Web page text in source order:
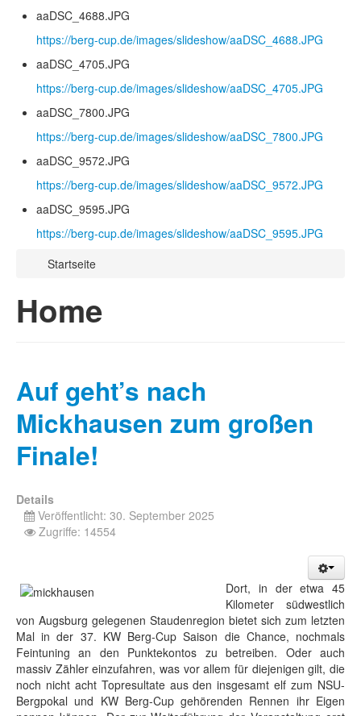
aaDSC_4688.JPG
https://berg-cup.de/images/slideshow/aaDSC_4688.JPG
aaDSC_4705.JPG
https://berg-cup.de/images/slideshow/aaDSC_4705.JPG
aaDSC_7800.JPG
https://berg-cup.de/images/slideshow/aaDSC_7800.JPG
aaDSC_9572.JPG
https://berg-cup.de/images/slideshow/aaDSC_9572.JPG
aaDSC_9595.JPG
https://berg-cup.de/images/slideshow/aaDSC_9595.JPG
Startseite
Home
Auf geht’s nach
Mickhausen zum großen
Finale!
Details
Veröffentlicht: 30. September 2025
Zugriffe: 14554
Dort, in der etwa 45
Kilometer südwestlich
von Augsburg gelegenen Staudenregion bietet sich zum letzten
Mal in der 37. KW Berg-Cup Saison die Chance, nochmals
Feintuning an den Punktekontos zu betreiben. Oder auch
massiv Zähler einzufahren, was vor allem für diejenigen gilt, die
noch nicht acht Topresultate aus den insgesamt elf zum NSU-
Bergpokal und KW Berg-Cup gehörenden Rennen ihr Eigen